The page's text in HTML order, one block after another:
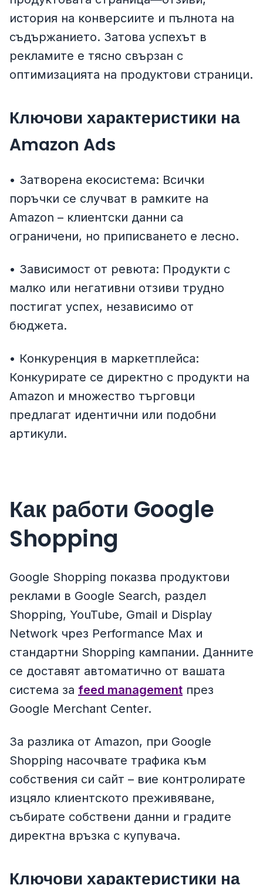
история на конверсиите и пълнота на
съдържанието. Затова успехът в
рекламите е тясно свързан с
оптимизацията на продуктови страници.
Ключови характеристики на
Amazon Ads
• Затворена екосистема: Всички
поръчки се случват в рамките на
Amazon – клиентски данни са
ограничени, но приписването е лесно.
• Зависимост от ревюта: Продукти с
малко или негативни отзиви трудно
постигат успех, независимо от
бюджета.
• Конкуренция в маркетплейса:
Конкурирате се директно с продукти на
Amazon и множество търговци
предлагат идентични или подобни
артикули.
Как работи Google
Shopping
Google Shopping показва продуктови
реклами в Google Search, раздел
Shopping, YouTube, Gmail и Display
Network чрез Performance Max и
стандартни Shopping кампании. Данните
се доставят автоматично от вашата
система за feed management през
Google Merchant Center.
За разлика от Amazon, при Google
Shopping насочвате трафика към
собствения си сайт – вие контролирате
изцяло клиентското преживяване,
събирате собствени данни и градите
директна връзка с купувача.
Ключови характеристики на